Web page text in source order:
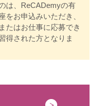
は、ReCADemyの有
をお申込みいただき、
たはお仕事に応募でき
得された方となりま